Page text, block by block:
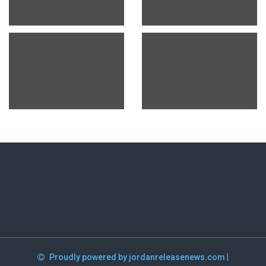
Proudly powered by jordanreleasenews.com